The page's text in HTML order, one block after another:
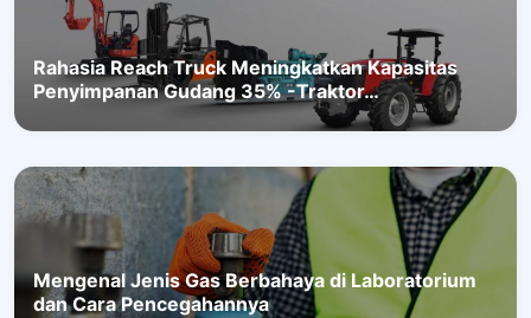
Rahasia Reach Truck Meningkatkan Kapasitas
Penyimpanan Gudang 35% -Traktor…
Mengenal Jenis Gas Berbahaya di Laboratorium
dan Cara Pencegahannya